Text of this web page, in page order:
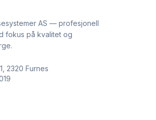
AS — profesjonell
fokus på kvalitet og
2320 Furnes